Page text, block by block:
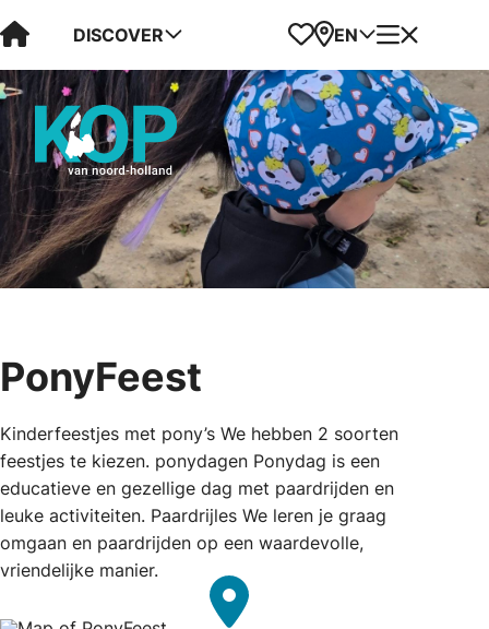
Visit Kop van Holland
DISCOVER Favorites
Map
EN Menu
PonyFeest
Kinderfeestjes met pony’s We hebben 2 soorten
feestjes te kiezen. ponydagen Ponydag is een
educatieve en gezellige dag met paardrijden en
leuke activiteiten. Paardrijles We leren je graag
omgaan en paardrijden op een waardevolle,
vriendelijke manier.